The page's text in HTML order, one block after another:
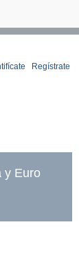
Regístrate
y Euro